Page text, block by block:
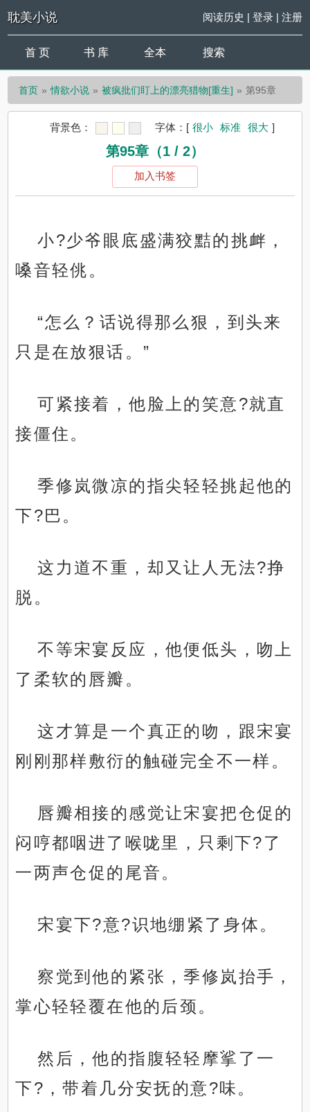
耽美小说 阅读历史 | 登录| 注册
首 页 书 库 全本 搜索
首页 情欲小说 被疯批们盯上的漂亮猎物[重生] 第95章
背景色： 字体： [ 很小 标准 很大 ]
第95章（1 / 2）
加入书签
小?少爷眼底盛满狡黠的挑衅，
嗓音轻佻。
“怎么？话说得那么狠，到头来
只是在放狠话。”
可紧接着，他脸上的笑意?就直
接僵住。
季修岚微凉的指尖轻轻挑起他的
下?巴。
这力道不重，却又让人无法?挣
脱。
不等宋宴反应，他便低头，吻上
了柔软的唇瓣。
这才算是一个真正的吻，跟宋宴
刚刚那样敷衍的触碰完全不一样。
唇瓣相接的感觉让宋宴把仓促的
闷哼都咽进了喉咙里，只剩下?了
一两声仓促的尾音。
宋宴下?意?识地绷紧了身体。
察觉到他的紧张，季修岚抬手，
掌心轻轻覆在他的后颈。
然后，他的指腹轻轻摩挲了一
下?，带着几分安抚的意?味。